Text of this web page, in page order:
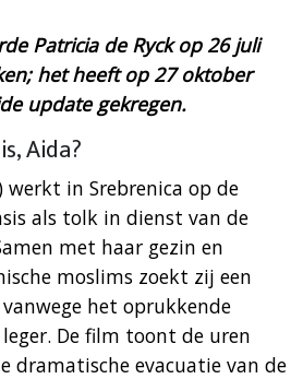
Patricia de Ryck op 26 juli
het heeft op 27 oktober
update gekregen.
Aida?
werkt in Srebrenica op de
als tolk in dienst van de
met haar gezin en
moslims zoekt zij een
het oprukkende
leger. De film toont de uren
dramatische evacuatie van de